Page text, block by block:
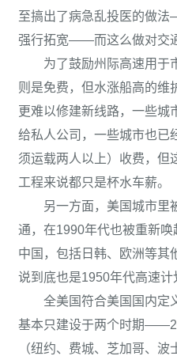
至搞出了病急乱投医的做
强行拓宽——而这么做对交
为了鼓励州际高速用于
则是免费，但水涨船高的维
更难以修建新线路，一些城
给私人公司，一些城市也已
须运载两人以上）收费，但
工程来说都只是杯水车薪。
另一方面，美国城市里
通，在1990年代也被重新
中国，包括日韩、欧洲等其
说到底也是1950年代高速计
全美国符合美国国内定
基本只建设于两个时期
（纽约、费城、芝加哥、